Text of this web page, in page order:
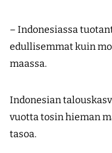
– Indonesiassa
edullisemmat kuin
maassa.
Indonesian
vuotta tosin hieman
tasoa.